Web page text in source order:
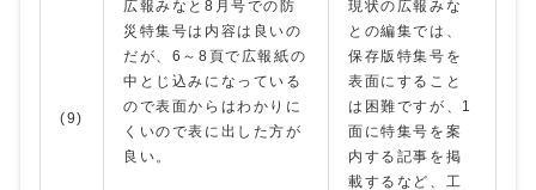
(9)
広報みなと8月号での防
災特集号は内容は良いの
だが、6～8頁で広報紙の
中とじ込みになっている
ので表面からはわかりに
くいので表に出した方が
良い。
現状の広報みな
との編集では、
保存版特集号を
表面にすること
は困難ですが、1
面に特集号を案
内する記事を掲
載するなど、工